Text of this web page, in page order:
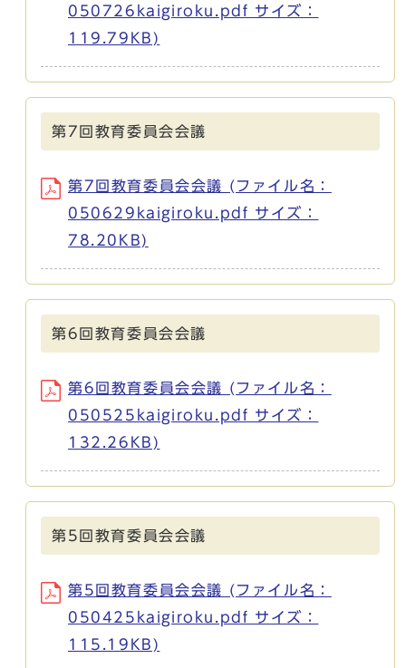
050726kaigiroku.pdf サイズ：
119.79KB)
第7回教育委員会会議
第7回教育委員会会議 (ファイル名：
050629kaigiroku.pdf サイズ：
78.20KB)
第6回教育委員会会議
第6回教育委員会会議 (ファイル名：
050525kaigiroku.pdf サイズ：
132.26KB)
第5回教育委員会会議
第5回教育委員会会議 (ファイル名：
050425kaigiroku.pdf サイズ：
115.19KB)